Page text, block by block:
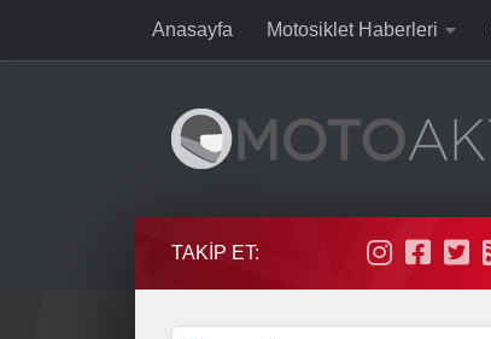
Skip to contentAnasayfa Motosiklet Haberleri
TAKIP ET: